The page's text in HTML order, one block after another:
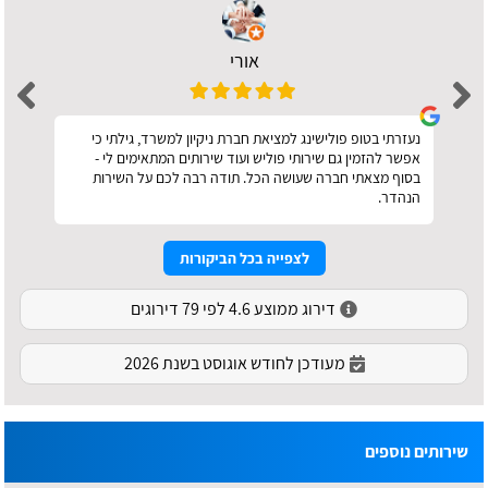
אורי
נעזרתי בטופ פולישינג למציאת חברת ניקיון למשרד, גילתי כי
אפשר להזמין גם שירותי פוליש ועוד שירותים המתאימים לי -
בסוף מצאתי חברה שעושה הכל. תודה רבה לכם על השירות
הנהדר.
לצפייה בכל הביקורות
דירוג ממוצע 4.6 לפי 79 דירוגים
מעודכן לחודש אוגוסט בשנת 2026
שירותים נוספים